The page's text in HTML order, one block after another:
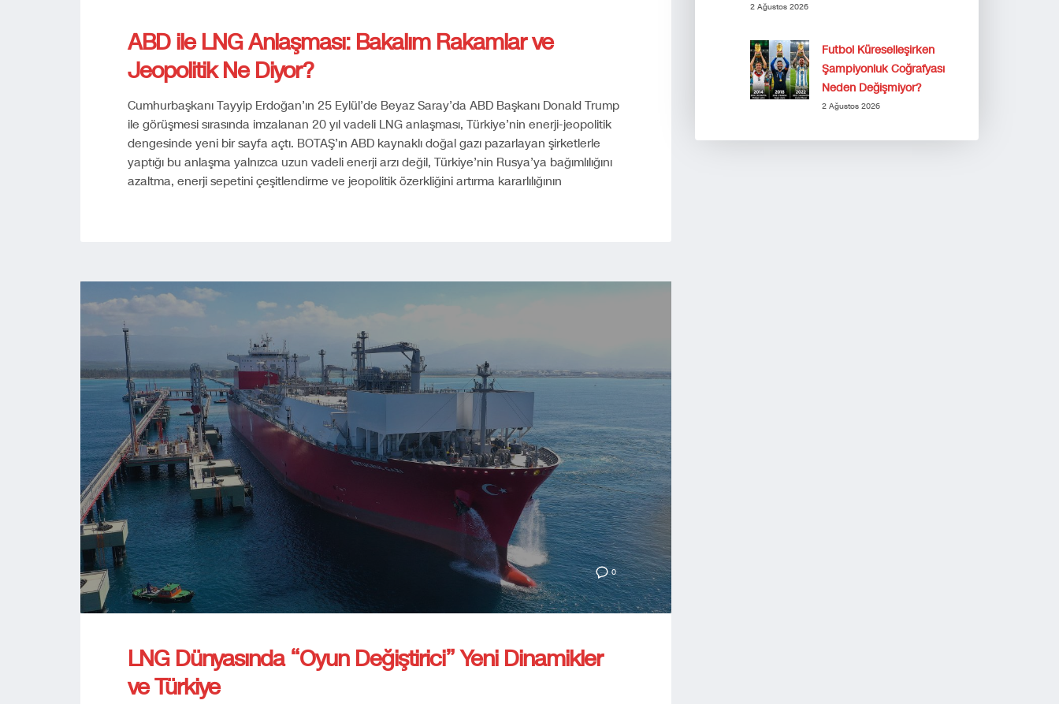
ABD ile LNG Anlaşması: Bakalım Rakamlar ve
Jeopolitik Ne Diyor?
Cumhurbaşkanı Tayyip Erdoğan’ın 25 Eylül’de Beyaz Saray’da ABD Başkanı Donald Trump
ile görüşmesi sırasında imzalanan 20 yıl vadeli LNG anlaşması, Türkiye’nin enerji-jeopolitik
dengesinde yeni bir sayfa açtı. BOTAŞ’ın ABD kaynaklı doğal gazı pazarlayan şirketlerle
yaptığı bu anlaşma yalnızca uzun vadeli enerji arzı değil, Türkiye’nin Rusya’ya bağımlılığını
azaltma, enerji sepetini çeşitlendirme ve jeopolitik özerkliğini artırma kararlılığının
0
LNG Dünyasında “Oyun Değiştirici” Yeni Dinamikler
ve Türkiye
2 Ağustos 2026
Futbol Küreselleşirken
Şampiyonluk Coğrafyası
Neden Değişmiyor?
2 Ağustos 2026